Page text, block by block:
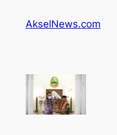
AkselNews.com